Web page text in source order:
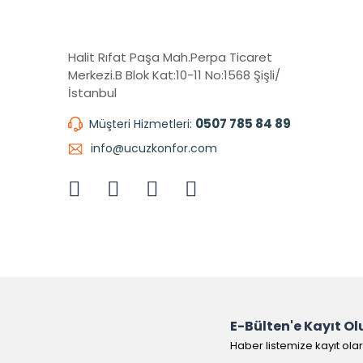
Halit Rıfat Paşa Mah.Perpa Ticaret
Merkezi.B Blok Kat:10-11 No:1568 Şişli/
İstanbul
Müşteri Hizmetleri: 0507 785 84 89
info@ucuzkonfor.com
E-Bülten'e Kayıt
Haber listemize kayıt